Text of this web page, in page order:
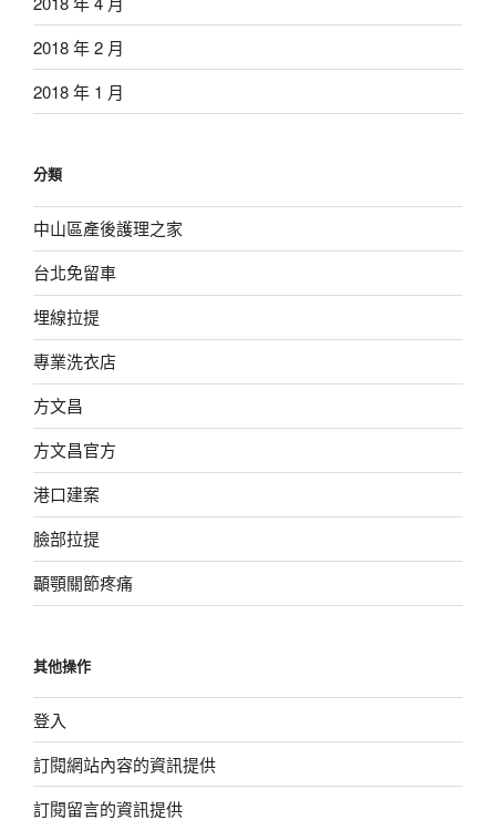
2018 年 2 月
2018 年 1 月
分類
中山區產後護理之家
台北免留車
埋線拉提
專業洗衣店
方文昌
方文昌官方
港口建案
臉部拉提
顳顎關節疼痛
其他操作
登入
訂閱網站內容的資訊提供
訂閱留言的資訊提供